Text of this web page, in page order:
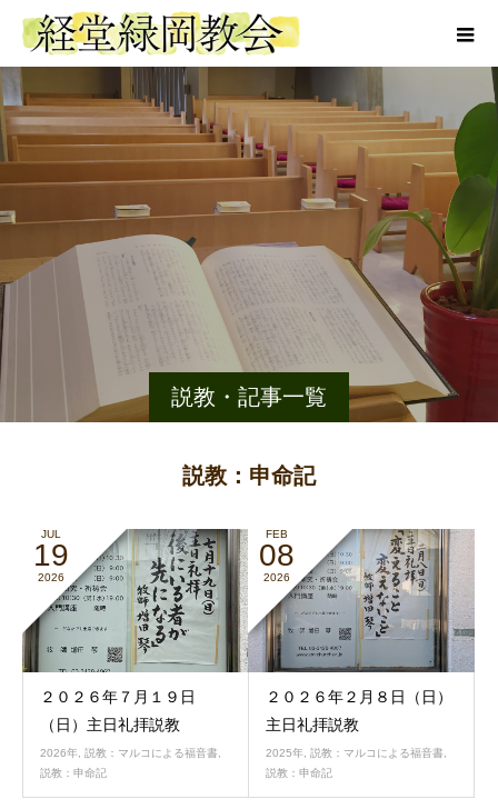
説教・記事一覧
説教：申命記
JUL
19
2026
２０２６年７月１９日
（日）主日礼拝説教
2026年, 説教：マルコによる福音書,
説教：申命記
FEB
08
2026
２０２６年２月８日（日）
主日礼拝説教
2025年, 説教：マルコによる福音書,
説教：申命記